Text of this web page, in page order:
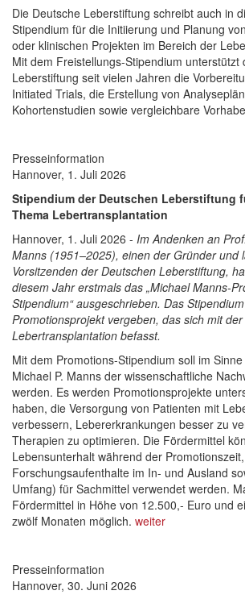
Die Deutsche Leberstiftung schreibt auch in
Stipendium für die Initiierung und Planung
oder klinischen Projekten im Bereich der
Mit dem Freistellungs-Stipendium unterstützt
Leberstiftung seit vielen Jahren die
Initiated Trials, die Erstellung von
Kohortenstudien sowie vergleichbare
Presseinformation
Hannover, 1. Juli 2026
Stipendium der Deutschen Leberstiftung
Thema Lebertransplantation
Hannover, 1. Juli 2026 - Im Andenken an
Manns (1951–2025), einen der Gründer und
Vorsitzenden der Deutschen Leberstiftung,
diesem Jahr erstmals das „Michael Manns-
Stipendium“ ausgeschrieben. Das
Promotionsprojekt vergeben, das sich mit der
Lebertransplantation befasst.
Mit dem Promotions-Stipendium soll im
Michael P. Manns der wissenschaftliche
werden. Es werden Promotionsprojekte
haben, die Versorgung von Patienten mit
verbessern, Lebererkrankungen besser zu
Therapien zu optimieren. Die Fördermittel
Lebensunterhalt während der
Forschungsaufenthalte im In- und Ausland
Umfang) für Sachmittel verwendet werden.
Fördermittel in Höhe von 12.500,- Euro und
zwölf Monaten möglich. weiter
Presseinformation
Hannover, 30. Juni 2026